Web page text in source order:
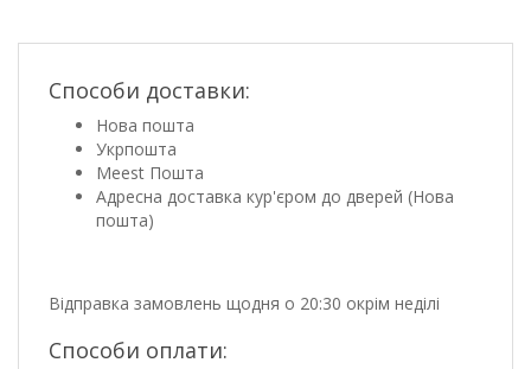
Способи доставки:
Нова пошта
Укрпошта
Meest Пошта
Адресна доставка кур'єром до дверей (Нова
пошта)
Відправка замовлень щодня о 20:30 окрім неділі
Способи оплати: